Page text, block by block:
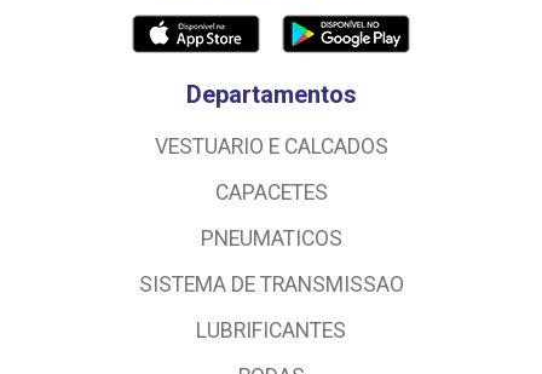
Departamentos
VESTUARIO E CALCADOS
CAPACETES
PNEUMATICOS
SISTEMA DE TRANSMISSAO
LUBRIFICANTES